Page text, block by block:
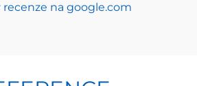
recenze na google.com